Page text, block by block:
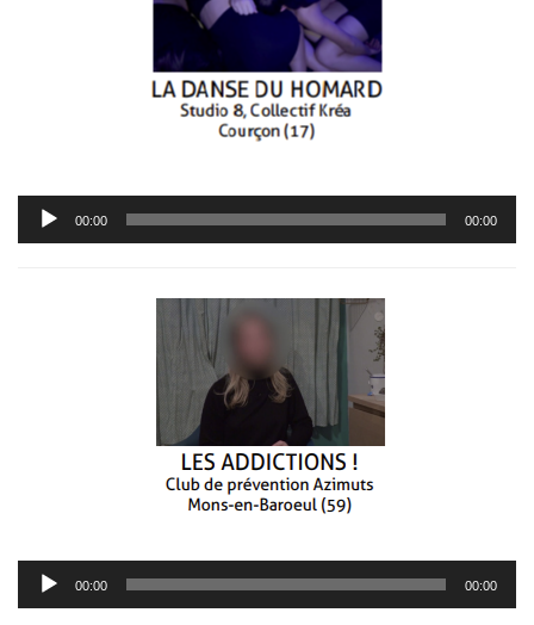
Lecteur
audio
00:00 00:00
Lecteur
audio
00:00 00:00